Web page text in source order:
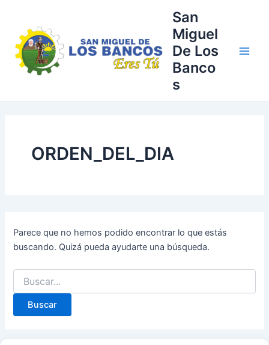
contenido
San
Miguel
De Los
Banco
s
ORDEN_DEL_DIA
Parece que no hemos podido encontrar lo que estás
buscando. Quizá pueda ayudarte una búsqueda.